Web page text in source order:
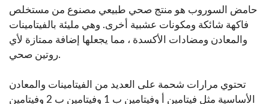
حامض السوروب هو منتج صحي طبيعي مصنوع من مستخلص
فاكهة شائكة ومكونات عشبية أخرى. وهي مليئة بالفيتامينات
والمعادن ومضادات الأكسدة ، مما يجعلها إضافة ممتازة لأي
روتين صحي.
تحتوي مرارات شحمة على العديد من الفيتامينات والمعادن
الأساسية مثل فيتامين أ وفيتامين ب 1 وفيتامين ب 2 وفيتامين